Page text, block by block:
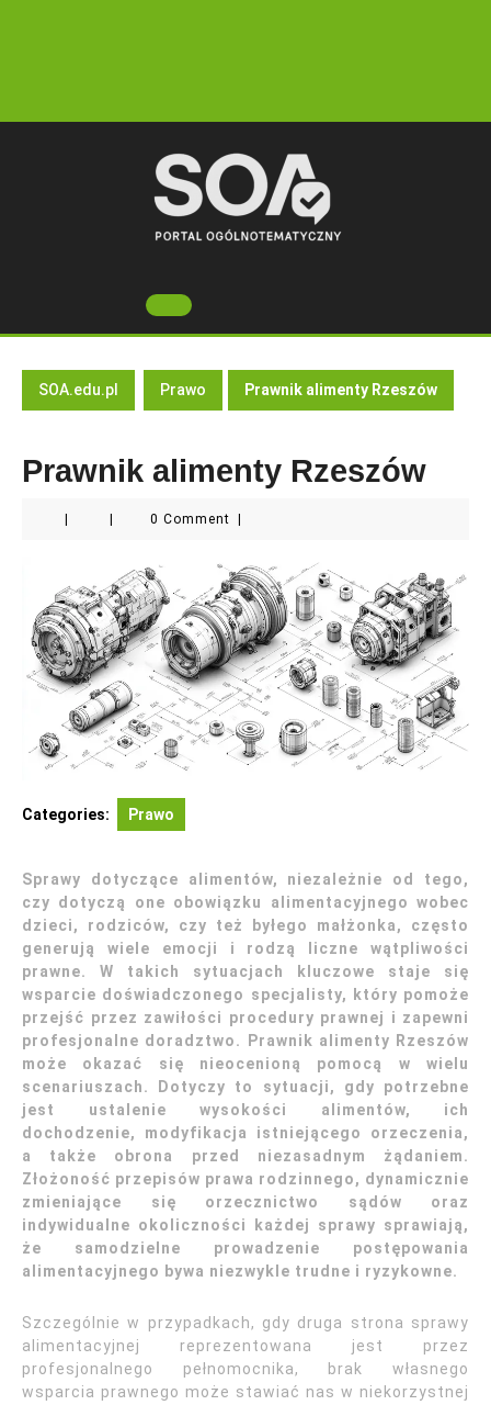
Open
Button
SOA.edu.pl Prawo Prawnik alimenty Rzeszów
Prawnik alimenty Rzeszów
0 Comment
Categories: Prawo
Sprawy dotyczące alimentów, niezależnie od tego,
czy dotyczą one obowiązku alimentacyjnego wobec
dzieci, rodziców, czy też byłego małżonka, często
generują wiele emocji i rodzą liczne wątpliwości
prawne. W takich sytuacjach kluczowe staje się
wsparcie doświadczonego specjalisty, który pomoże
przejść przez zawiłości procedury prawnej i zapewni
profesjonalne doradztwo. Prawnik alimenty Rzeszów
może okazać się nieocenioną pomocą w wielu
scenariuszach. Dotyczy to sytuacji, gdy potrzebne
jest ustalenie wysokości alimentów, ich
dochodzenie, modyfikacja istniejącego orzeczenia,
a także obrona przed niezasadnym żądaniem.
Złożoność przepisów prawa rodzinnego, dynamicznie
zmieniające się orzecznictwo sądów oraz
indywidualne okoliczności każdej sprawy sprawiają,
że samodzielne prowadzenie postępowania
alimentacyjnego bywa niezwykle trudne i ryzykowne.
Szczególnie w przypadkach, gdy druga strona sprawy
alimentacyjnej reprezentowana jest przez
profesjonalnego pełnomocnika, brak własnego
wsparcia prawnego może stawiać nas w niekorzystnej